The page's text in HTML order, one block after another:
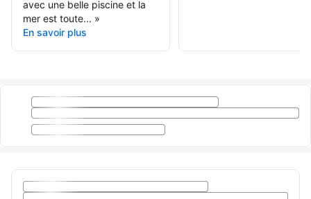
avec une belle piscine et la
mer est toute... »
En savoir plus